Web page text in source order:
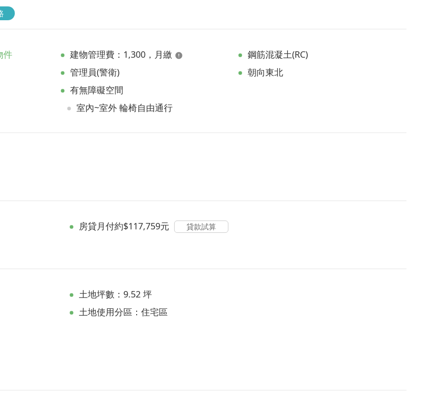
件
建物管理費：1,300，月繳
管理員(警衛)
有無障礙空間
室內~室外 輪椅自由通行
鋼筋混凝土(RC)
朝向東北
房貸月付約$117,759元 貸款試算
土地坪數：9.52 坪
土地使用分區：住宅區